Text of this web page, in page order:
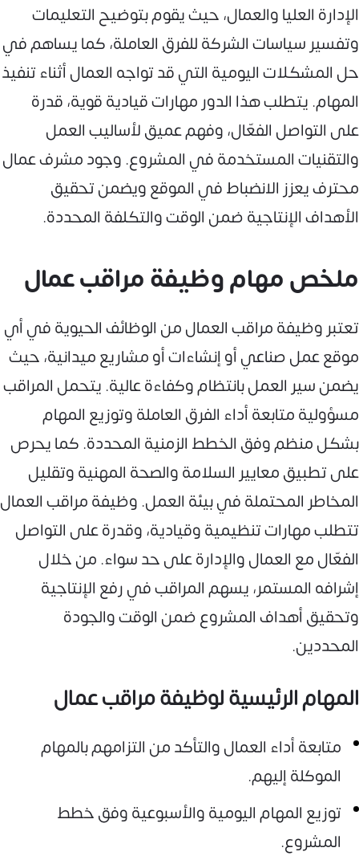
الإدارة العليا والعمال، حيث يقوم بتوضيح التعليمات
وتفسير سياسات الشركة للفرق العاملة، كما يساهم في
حل المشكلات اليومية التي قد تواجه العمال أثناء تنفيذ
المهام. يتطلب هذا الدور مهارات قيادية قوية، قدرة
على التواصل الفعّال، وفهم عميق لأساليب العمل
والتقنيات المستخدمة في المشروع. وجود مشرف عمال
محترف يعزز الانضباط في الموقع ويضمن تحقيق
الأهداف الإنتاجية ضمن الوقت والتكلفة المحددة.
ملخص مهام وظيفة مراقب عمال
تعتبر وظيفة مراقب العمال من الوظائف الحيوية في أي
موقع عمل صناعي أو إنشاءات أو مشاريع ميدانية، حيث
يضمن سير العمل بانتظام وكفاءة عالية. يتحمل المراقب
مسؤولية متابعة أداء الفرق العاملة وتوزيع المهام
بشكل منظم وفق الخطط الزمنية المحددة. كما يحرص
على تطبيق معايير السلامة والصحة المهنية وتقليل
المخاطر المحتملة في بيئة العمل. وظيفة مراقب العمال
تتطلب مهارات تنظيمية وقيادية، وقدرة على التواصل
الفعّال مع العمال والإدارة على حد سواء. من خلال
إشرافه المستمر، يسهم المراقب في رفع الإنتاجية
وتحقيق أهداف المشروع ضمن الوقت والجودة
المحددين.
المهام الرئيسية لوظيفة مراقب عمال
متابعة أداء العمال والتأكد من التزامهم بالمهام
الموكلة إليهم.
توزيع المهام اليومية والأسبوعية وفق خطط
المشروع.